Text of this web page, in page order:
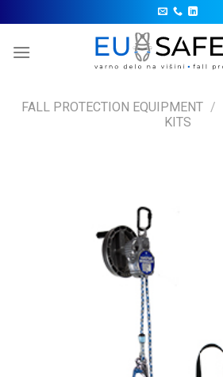
to
content
FALL PROTECTION EQUIPMENT /
KITS